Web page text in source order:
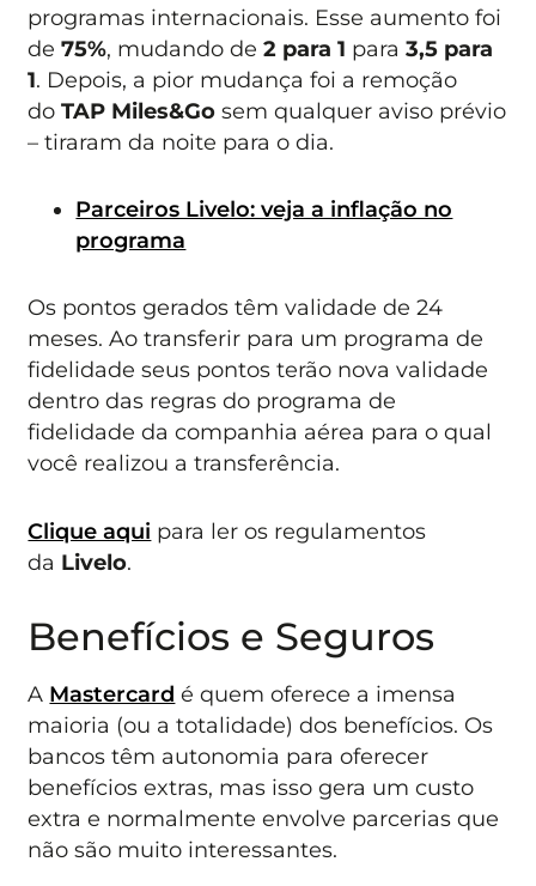
programas internacionais. Esse aumento foi
de 75%, mudando de2 para 1 para3,5 para
1. Depois, a pior mudança foi a remoção
doTAP Miles&Go sem qualquer aviso prévio
– tiraram da noite para o dia.
Parceiros Livelo: veja a inflação no
programa
Os pontos gerados têm validade de 24
meses. Ao transferir para um programa de
fidelidade seus pontos terão nova validade
dentro das regras do programa de
fidelidade da companhia aérea para o qual
você realizou a transferência.
Clique aqui para ler os regulamentos
da Livelo.
Benefícios e Seguros
A Mastercard é quem oferece a imensa
maioria (ou a totalidade) dos benefícios. Os
bancos têm autonomia para oferecer
benefícios extras, mas isso gera um custo
extra e normalmente envolve parcerias que
não são muito interessantes.